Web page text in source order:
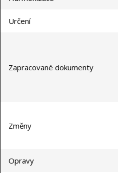
Určení
Zapracované dokumenty
Změny
Opravy